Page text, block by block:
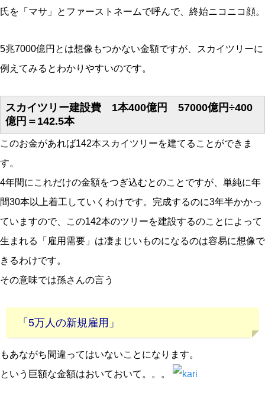
氏を「マサ」とファーストネームで呼んで、終始ニコニコ顔。
5兆7000億円とは想像もつかない金額ですが、スカイツリーに
例えてみるとわかりやすいのです。
スカイツリー建設費 1本400億円 57000億円÷400
億円＝142.5本
このお金があれば142本スカイツリーを建てることができま
す。
4年間にこれだけの金額をつぎ込むとのことですが、単純に年
間30本以上着工していくわけです。完成するのに3年半かかっ
ていますので、この142本のツリーを建設するのことによって
生まれる「雇用需要」は凄まじいものになるのは容易に想像で
きるわけです。
その意味では孫さんの言う
「5万人の新規雇用」
もあながち間違ってはいないことになります。
という巨額な金額はおいておいて。。。